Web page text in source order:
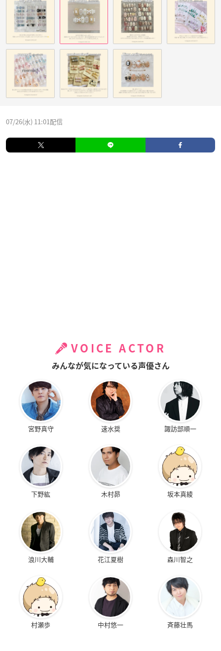
07/26(水) 11:01配信
VOICE ACTOR
みんなが気になっている声優さん
宮野真守 速水奨 諏訪部順一
下野紘 木村昴 坂本真綾
浪川大輔 花江夏樹 森川智之
村瀬歩 中村悠一 斉藤壮馬